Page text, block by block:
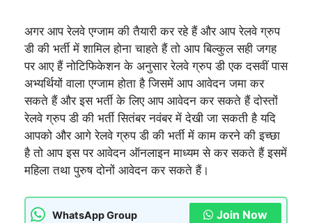
अगर आप रेलवे एग्जाम की तैयारी कर रहे हैं और आप रेलवे ग्रुप
डी की भर्ती में शामिल होना चाहते हैं तो आप बिल्कुल सही जगह
पर आए हैं नोटिफिकेशन के अनुसार रेलवे ग्रुप डी एक दसवीं पास
अभ्यर्थियों वाला एग्जाम होता है जिसमें आप आवेदन जमा कर
सकते हैं और इस भर्ती के लिए आप आवेदन कर सकते हैं दोस्तों
रेलवे ग्रुप डी की भर्ती सितंबर नवंबर में देखी जा सकती है यदि
आपको और आगे रेलवे ग्रुप डी की भर्ती में काम करने की इच्छा
है तो आप इस पर आवेदन ऑनलाइन माध्यम से कर सकते हैं इसमें
महिला तथा पुरुष दोनों आवेदन कर सकते हैं।
WhatsApp Group Join Now